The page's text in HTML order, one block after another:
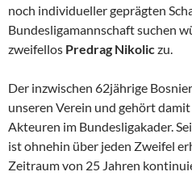
noch individueller geprägten
Bundesligamannschaft suchen
zweifellos Predrag Nikoliczu.
Der inzwischen 62jährige
unseren Verein und gehört
Akteuren im Bundesligakader.
ist ohnehin über jeden Zweifel
Zeitraum von 25 Jahren